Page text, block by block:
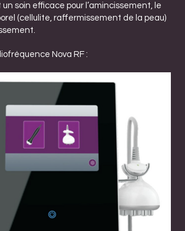
soin efficace pour l’amincissement, le
(cellulite, raffermissement de la peau)
Nova RF :